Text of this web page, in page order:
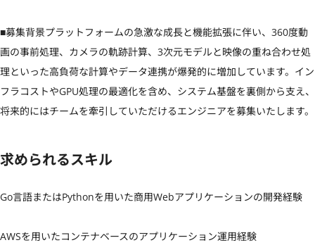
■募集背景プラットフォームの急激な成長と機能拡張に伴い、360度動
画の事前処理、カメラの軌跡計算、3次元モデルと映像の重ね合わせ処
理といった高負荷な計算やデータ連携が爆発的に増加しています。イン
フラコストやGPU処理の最適化を含め、システム基盤を裏側から支え、
将来的にはチームを牽引していただけるエンジニアを募集いたします。
求められるスキル
Go言語またはPythonを用いた商用Webアプリケーションの開発経験
AWSを用いたコンテナベースのアプリケーション運用経験